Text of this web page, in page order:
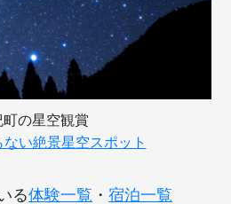
町の星空観賞
い絶景星空スポット
る体験一覧 ・ 宿泊一覧